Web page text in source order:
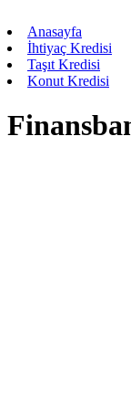
Anasayfa
İhtiyaç Kredisi
Taşıt Kredisi
Konut Kredisi